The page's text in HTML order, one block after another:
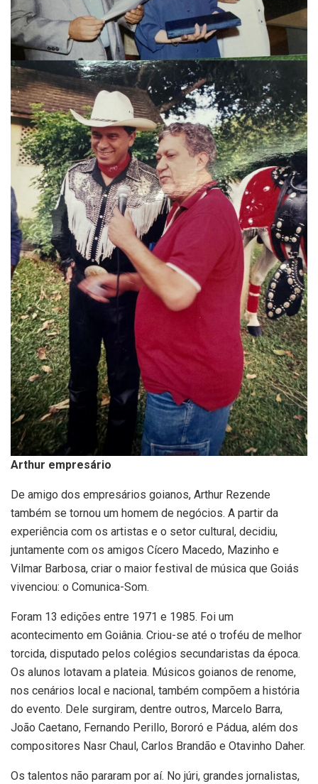
Arthur empresário
De amigo dos empresários goianos, Arthur Rezende
também se tornou um homem de negócios. A partir da
experiência com os artistas e o setor cultural, decidiu,
juntamente com os amigos Cícero Macedo, Mazinho e
Vilmar Barbosa, criar o maior festival de música que Goiás
vivenciou: o Comunica-Som.
Foram 13 edições entre 1971 e 1985. Foi um
acontecimento em Goiânia. Criou-se até o troféu de melhor
torcida, disputado pelos colégios secundaristas da época.
Os alunos lotavam a plateia. Músicos goianos de renome,
nos cenários local e nacional, também compõem a história
do evento. Dele surgiram, dentre outros, Marcelo Barra,
João Caetano, Fernando Perillo, Bororó e Pádua, além dos
compositores Nasr Chaul, Carlos Brandão e Otavinho Daher.
Os talentos não pararam por aí. No júri, grandes jornalistas,